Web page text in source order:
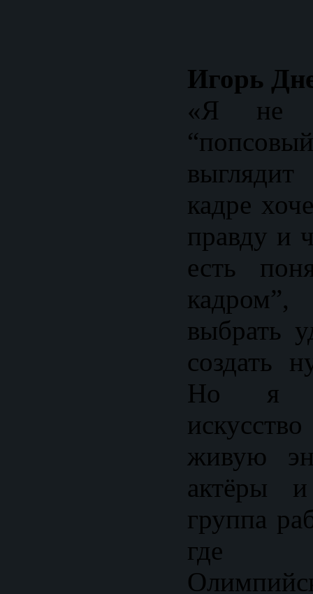
Игорь
«Я не
кадре
правду и
есть
выбрать
создать
Но я
живую
актёры
группа
где